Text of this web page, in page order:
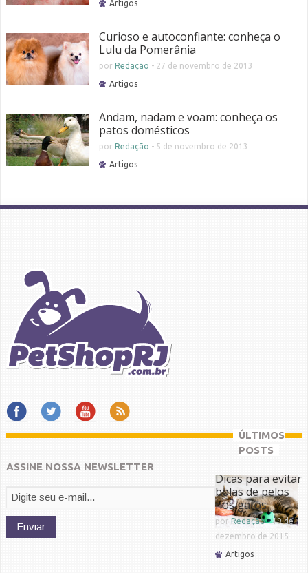
Artigos
Curioso e autoconfiante: conheça o
Lulu da Pomerânia
por Redação - 27 de novembro de 2013
Artigos
Andam, nadam e voam: conheça os
patos domésticos
por Redação - 5 de novembro de 2013
Artigos
ASSINE NOSSA NEWSLETTER
ÚLTIMOS
POSTS
Dicas para evitar
bolas de pelos
nos gatos
por Redação-19 de
dezembro de 2015
Artigos